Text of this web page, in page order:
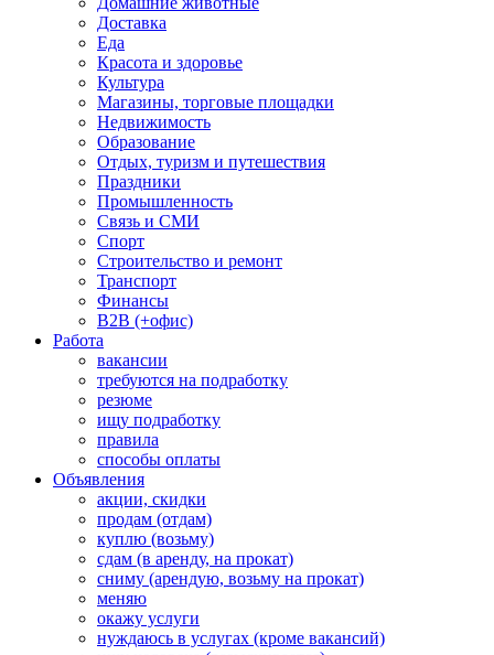
Доставка
Еда
Красота и здоровье
Культура
Магазины, торговые площадки
Недвижимость
Образование
Отдых, туризм и путешествия
Праздники
Промышленность
Связь и СМИ
Спорт
Строительство и ремонт
Транспорт
Финансы
B2B (+офис)
Работа
вакансии
требуются на подработку
резюме
ищу подработку
правила
способы оплаты
Объявления
акции, скидки
продам (отдам)
куплю (возьму)
сдам (в аренду, на прокат)
сниму (арендую, возьму на прокат)
меняю
окажу услуги
нуждаюсь в услугах (кроме вакансий)